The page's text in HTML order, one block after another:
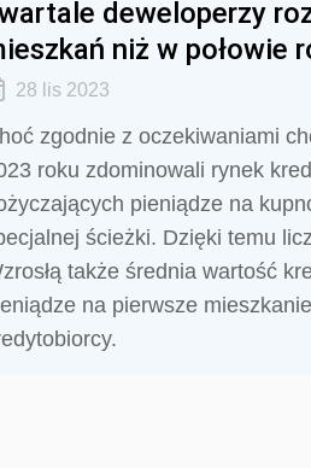
deweloperzy
niż w połowie
28 lis 2023
zgodnie z oczekiwaniami
roku zdominowali rynek
pieniądze na
ścieżki. Dzięki temu
także średnia wartość
na pierwsze